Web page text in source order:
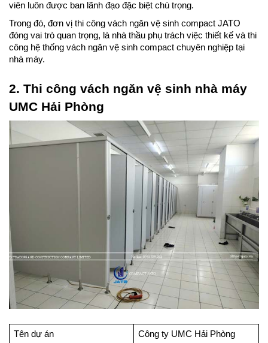
viên luôn được ban lãnh đạo đặc biệt chú trọng.
Trong đó, đơn vị thi công vách ngăn vệ sinh compact JATO
đóng vai trò quan trọng, là nhà thầu phụ trách việc thiết kế và thi
công hệ thống vách ngăn vệ sinh compact chuyên nghiệp tại
nhà máy.
2. Thi công vách ngăn vệ sinh nhà máy
UMC Hải Phòng
Tên dự án Công ty UMC Hải Phòng